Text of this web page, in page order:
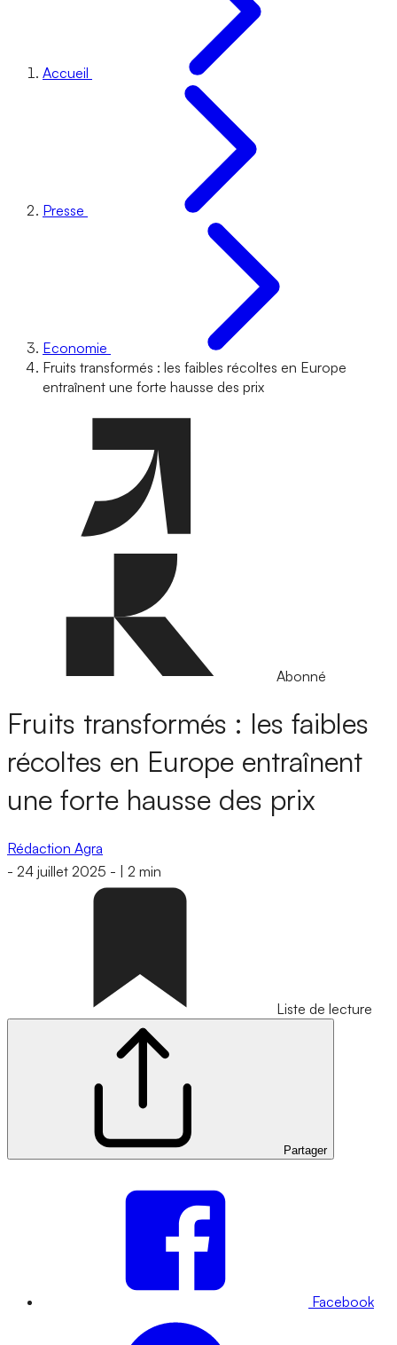
Accueil
Presse
Economie
Fruits transformés : les faibles récoltes en Europe
entraînent une forte hausse des prix
Abonné
Fruits transformés : les faibles
récoltes en Europe entraînent
une forte hausse des prix
Rédaction Agra
- 24 juillet 2025 - 2 min
Liste de lecture
Partager
Facebook